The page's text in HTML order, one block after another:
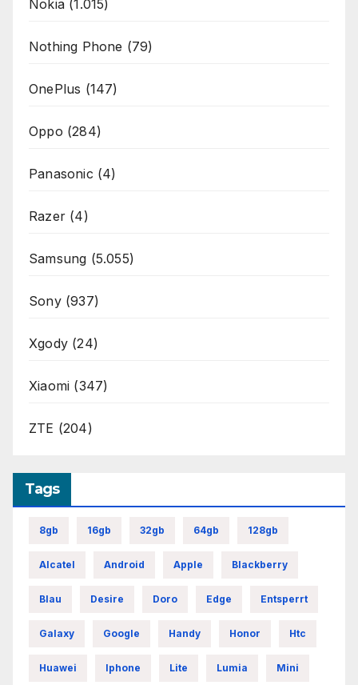
Nokia (1.015)
Nothing Phone (79)
OnePlus (147)
Oppo (284)
Panasonic (4)
Razer (4)
Samsung (5.055)
Sony(937)
Xgody (24)
Xiaomi (347)
ZTE (204)
Tags
8gb 16gb 32gb 64gb 128gb
Alcatel Android Apple Blackberry
Blau Desire Doro Edge Entsperrt
Galaxy Google Handy Honor Htc
Huawei Iphone Lite Lumia Mini